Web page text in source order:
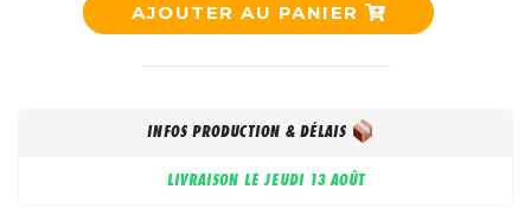
AJOUTER AU PANIER
INFOS PRODUCTION & DÉLAIS
LIVRAISON LEJEUDI 13 AOÛT